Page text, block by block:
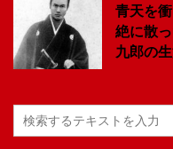
青天を
絶に散
九郎の